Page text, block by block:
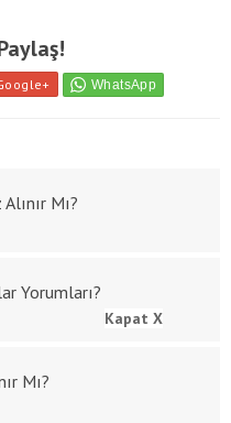
Mı?
Yorumları?
Mı?
Kapat X